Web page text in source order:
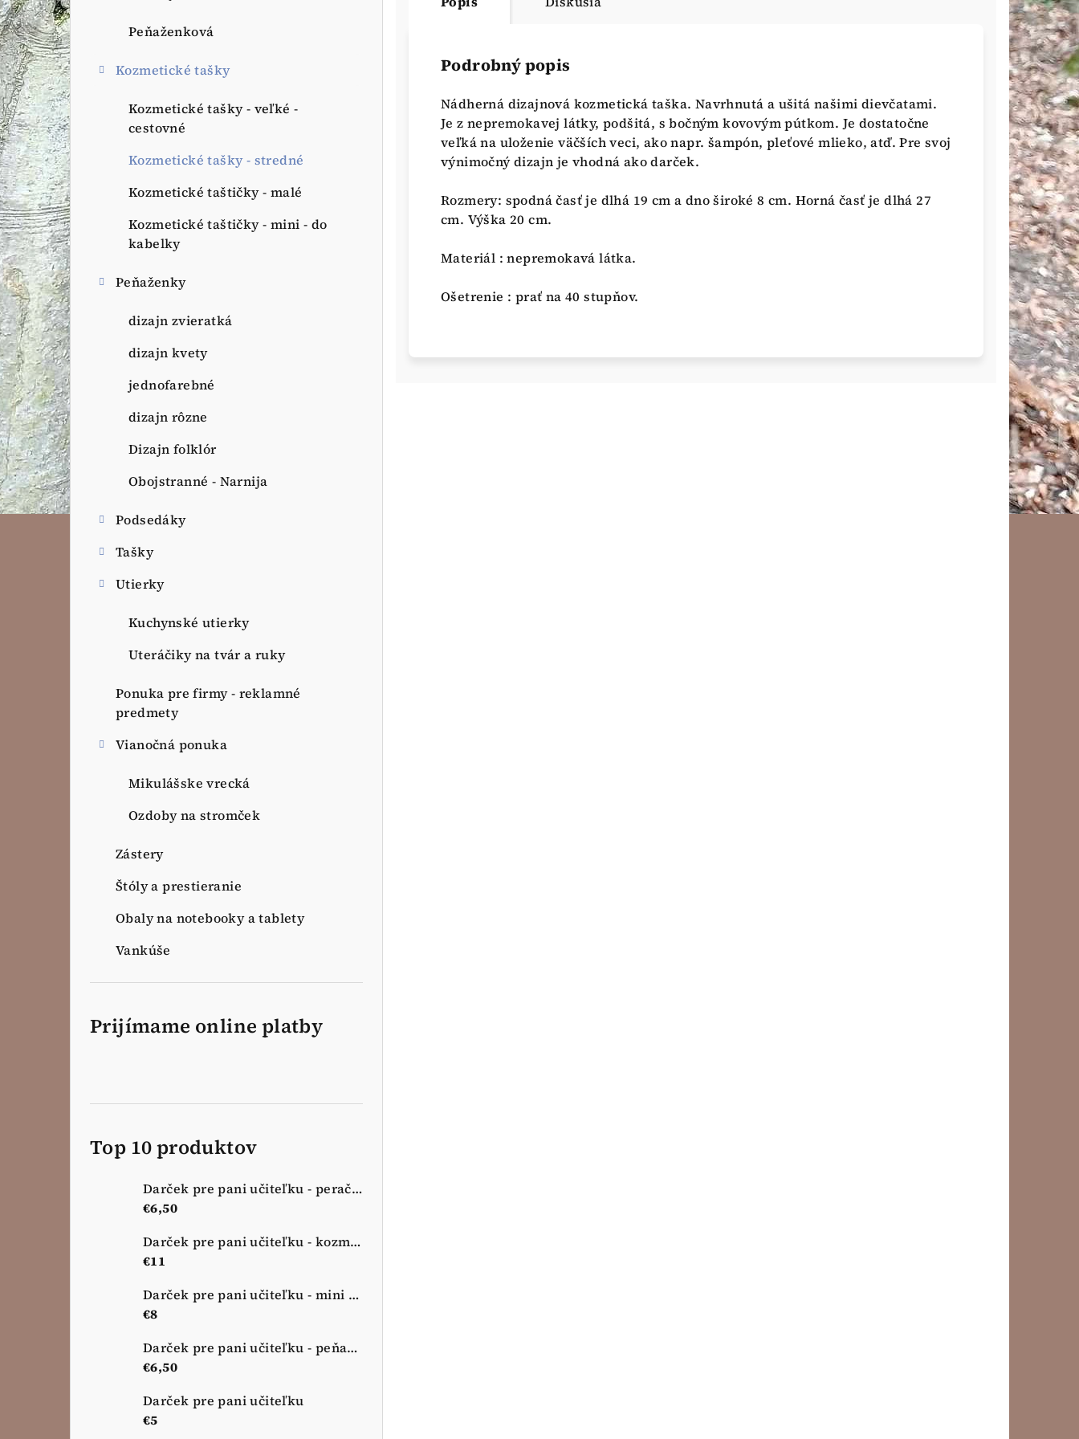
Peňaženková
Kozmetické tašky
Kozmetické tašky - veľké -
cestovné
Kozmetické tašky - stredné
Kozmetické taštičky - malé
Kozmetické taštičky - mini - do
kabelky
Peňaženky
dizajn zvieratká
dizajn kvety
jednofarebné
dizajn rôzne
Dizajn folklór
Obojstranné - Narnija
Podsedáky
Tašky
Utierky
Kuchynské utierky
Uteráčiky na tvár a ruky
Ponuka pre firmy - reklamné
predmety
Vianočná ponuka
Mikulášske vrecká
Ozdoby na stromček
Zástery
Štóly a prestieranie
Obaly na notebooky a tablety
Vankúše
Prijímame online platby
Top 10 produktov
Darček pre pani učiteľku - peračník - ružová lúka
€6,50
Darček pre pani učiteľku - kozmetická taštička - nová lúka
€11
Darček pre pani učiteľku - mini kozmetická taštička - nová lúka
€8
Darček pre pani učiteľku - peňaženka - nová lúka
€6,50
Darček pre pani učiteľku
€5
Podrobný popis
Nádherná dizajnová kozmetická taška. Navrhnutá a ušitá našimi dievčatami.
Je z nepremokavej látky, podšitá, s bočným kovovým pútkom. Je dostatočne
veľká na uloženie väčších veci, ako napr. šampón, pleťové mlieko, atď. Pre svoj
výnimočný dizajn je vhodná ako darček.
Rozmery: spodná časť je dlhá 19 cm a dno široké 8 cm. Horná časť je dlhá 27
cm. Výška 20 cm.
Materiál : nepremokavá látka.
Ošetrenie : prať na 40 stupňov.